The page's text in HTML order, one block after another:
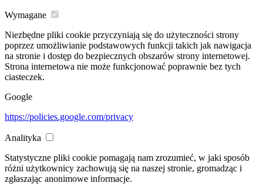
Wymagane
Niezbędne pliki cookie przyczyniają się do użyteczności strony
poprzez umożliwianie podstawowych funkcji takich jak nawigacja
na stronie i dostęp do bezpiecznych obszarów strony internetowej.
Strona internetowa nie może funkcjonować poprawnie bez tych
ciasteczek.
Google
https://policies.google.com/privacy
Analityka
Statystyczne pliki cookie pomagają nam zrozumieć, w jaki sposób
różni użytkownicy zachowują się na naszej stronie, gromadząc i
zgłaszając anonimowe informacje.